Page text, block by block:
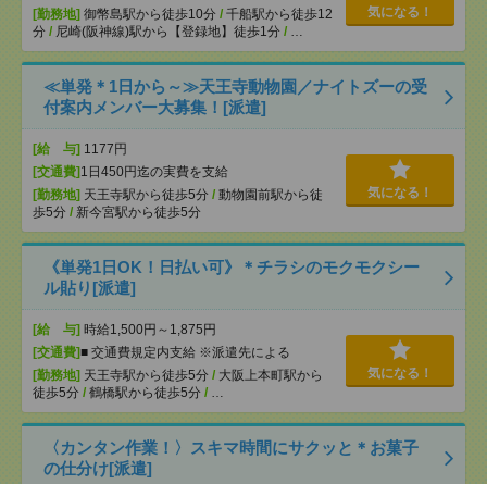
[勤務地] 御幣島駅から徒歩10分 / 千船駅から徒歩12
分 / 尼崎(阪神線)駅から【登録地】徒歩1分 / …
気になる！
≪単発＊1日から～≫天王寺動物園／ナイトズーの受
付案内メンバー大募集！[派遣]
[給 与] 1177円
[交通費] 1日450円迄の実費を支給
[勤務地] 天王寺駅から徒歩5分 / 動物園前駅から徒
歩5分 / 新今宮駅から徒歩5分
気になる！
《単発1日OK！日払い可》＊チラシのモクモクシー
ル貼り[派遣]
[給 与] 時給1,500円～1,875円
[交通費]■ 交通費規定内支給 ※派遣先による
[勤務地] 天王寺駅から徒歩5分 / 大阪上本町駅から
徒歩5分 / 鶴橋駅から徒歩5分 / …
気になる！
〈カンタン作業！〉スキマ時間にサクッと＊お菓子
の仕分け[派遣]